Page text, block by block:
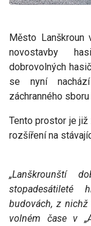
Město Lanškroun
novostavby
dobrovolných
se nyní
záchranného
Tento prostor je
rozšíření na
„Lanškrounští
budovách, z
volném čase v